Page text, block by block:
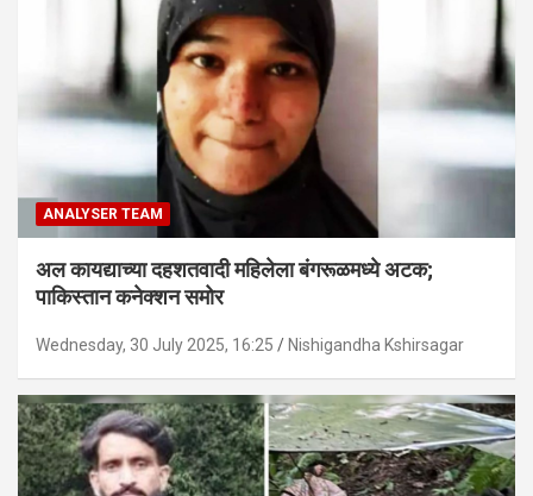
ANALYSER TEAM
अल कायद्याच्या दहशतवादी महिलेला बंगरूळमध्ये अटक;
पाकिस्तान कनेक्शन समोर
Wednesday, 30 July 2025, 16:25 Nishigandha Kshirsagar